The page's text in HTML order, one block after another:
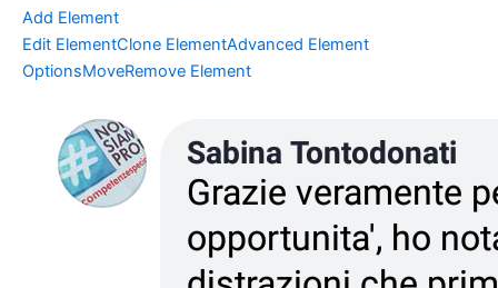
Add Element
Edit ElementClone ElementAdvanced Element
OptionsMoveRemove Element